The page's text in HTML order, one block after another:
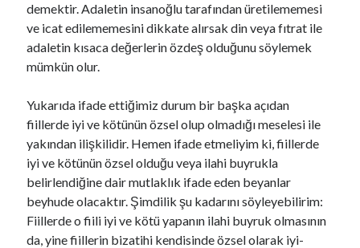
demektir. Adaletin insanoğlu tarafından üretilememesi
ve icat edilememesini dikkate alırsak din veya fıtrat ile
adaletin kısaca değerlerin özdeş olduğunu söylemek
mümkün olur.
Yukarıda ifade ettiğimiz durum bir başka açıdan
fiillerde iyi ve kötünün özsel olup olmadığı meselesi ile
yakından ilişkilidir. Hemen ifade etmeliyim ki, fiillerde
iyi ve kötünün özsel olduğu veya ilahi buyrukla
belirlendiğine dair mutlaklık ifade eden beyanlar
beyhude olacaktır. Şimdilik şu kadarını söyleyebilirim:
Fiillerde o fiili iyi ve kötü yapanın ilahi buyruk olmasının
da, yine fiillerin bizatihi kendisinde özsel olarak iyi-